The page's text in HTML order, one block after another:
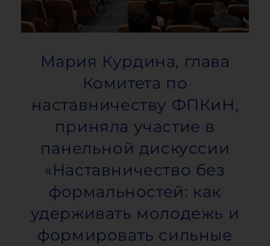
Мария Курдина, глава
Комитета по
наставничеству ФПКиН,
приняла участие в
панельной дискуссии
«Наставничество без
формальностей: как
удерживать молодежь и
формировать сильные